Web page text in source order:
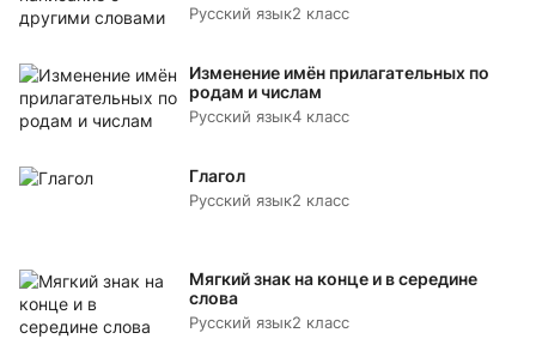
Русский язык2 класс
Изменение имён прилагательных по
родам и числам
Русский язык4 класс
Глагол
Русский язык2 класс
Мягкий знак на конце и в середине
слова
Русский язык2 класс